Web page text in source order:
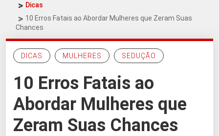
Dicas
10 Erros Fatais ao Abordar Mulheres que Zeram Suas
Chances
DICAS MULHERES SEDUÇÃO
10 Erros Fatais ao
Abordar Mulheres que
Zeram Suas Chances